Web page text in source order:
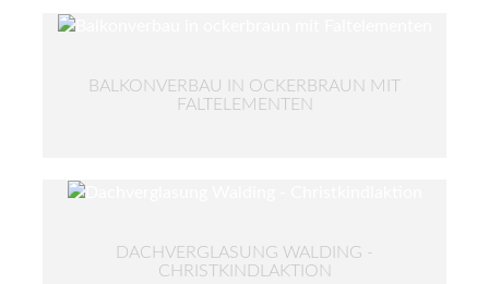
BALKONVERBAU IN OCKERBRAUN MIT
FALTELEMENTEN
DACHVERGLASUNG WALDING -
CHRISTKINDLAKTION